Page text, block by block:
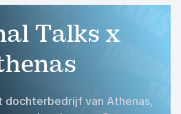
Talks x
dochterbedrijf van Athenas,